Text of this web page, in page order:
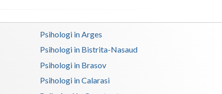
Psihologi in Arges
Psihologi in Bistrita-Nasaud
Psihologi in Brasov
Psihologi in Calarasi